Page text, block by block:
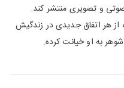
و تصویری منتشر کند.
از هر اتفاق جدیدی در زندگیش
به او خیانت کرده.